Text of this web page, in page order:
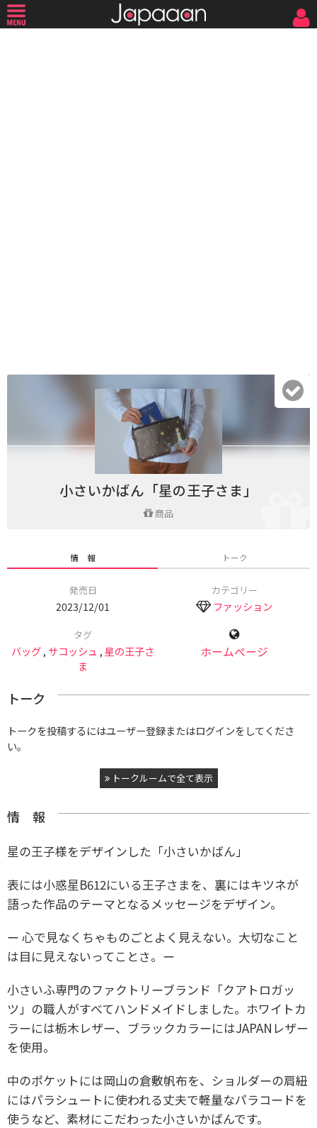
小さいかばん「星の王子さま」
商品
情 報 トーク
発売日
2023/12/01
カテゴリー
ファッション
タグ
バッグ, サコッシュ ,星の王子さ
ま
ホームページ
トーク
トークを投稿するにはユーザー登録またはログインをしてくださ
い。
トークルームで全て表示
情 報
星の王子様をデザインした「小さいかばん」
表には小惑星B612にいる王子さまを、裏にはキツネが
語った作品のテーマとなるメッセージをデザイン。
ー 心で見なくちゃものごとよく見えない。大切なこと
は目に見えないってことさ。ー
小さいふ専門のファクトリーブランド「クアトロガッ
ツ」の職人がすべてハンドメイドしました。 ホワイトカ
ラーには栃木レザー、ブラックカラーにはJAPANレザー
を使用。
中のポケットには岡山の倉敷帆布を、ショルダーの肩紐
にはパラシュートに使われる丈夫で軽量なパラコードを
使うなど、素材にこだわった小さいかばんです。